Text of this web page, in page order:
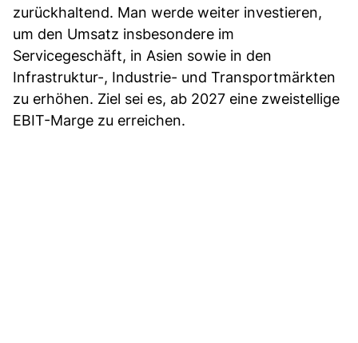
zurückhaltend. Man werde weiter investieren,
um den Umsatz insbesondere im
Servicegeschäft, in Asien sowie in den
Infrastruktur-, Industrie- und Transportmärkten
zu erhöhen. Ziel sei es, ab 2027 eine zweistellige
EBIT-Marge zu erreichen.